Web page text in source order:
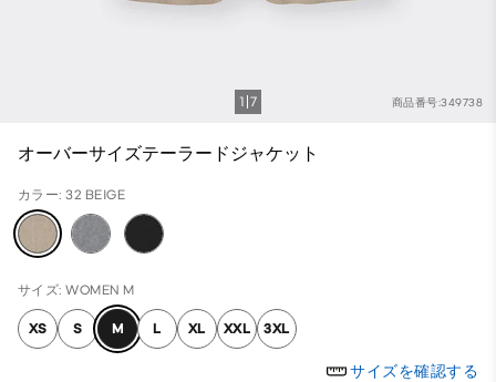
商品番号:349738
1 7
オーバーサイズテーラードジャケット
カラー: 32 BEIGE
サイズ: WOMEN M
XS S M L XL XXL 3XL
サイズを確認する